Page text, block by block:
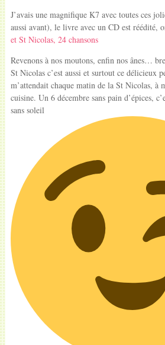
J’avais une magnifique K7 avec toutes ces
aussi avant), le livre avec un CD est réédité,
et St Nicolas, 24 chansons
Revenons à nos moutons, enfin nos ânes…
St Nicolas c’est aussi et surtout ce délicieux
m’attendait chaque matin de la St Nicolas, à
cuisine. Un 6 décembre sans pain d’épices,
sans soleil